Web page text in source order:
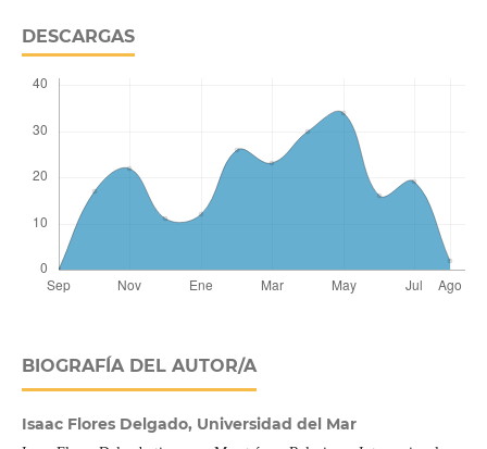
DESCARGAS
BIOGRAFÍA DEL AUTOR/A
Isaac Flores Delgado, Universidad del Mar